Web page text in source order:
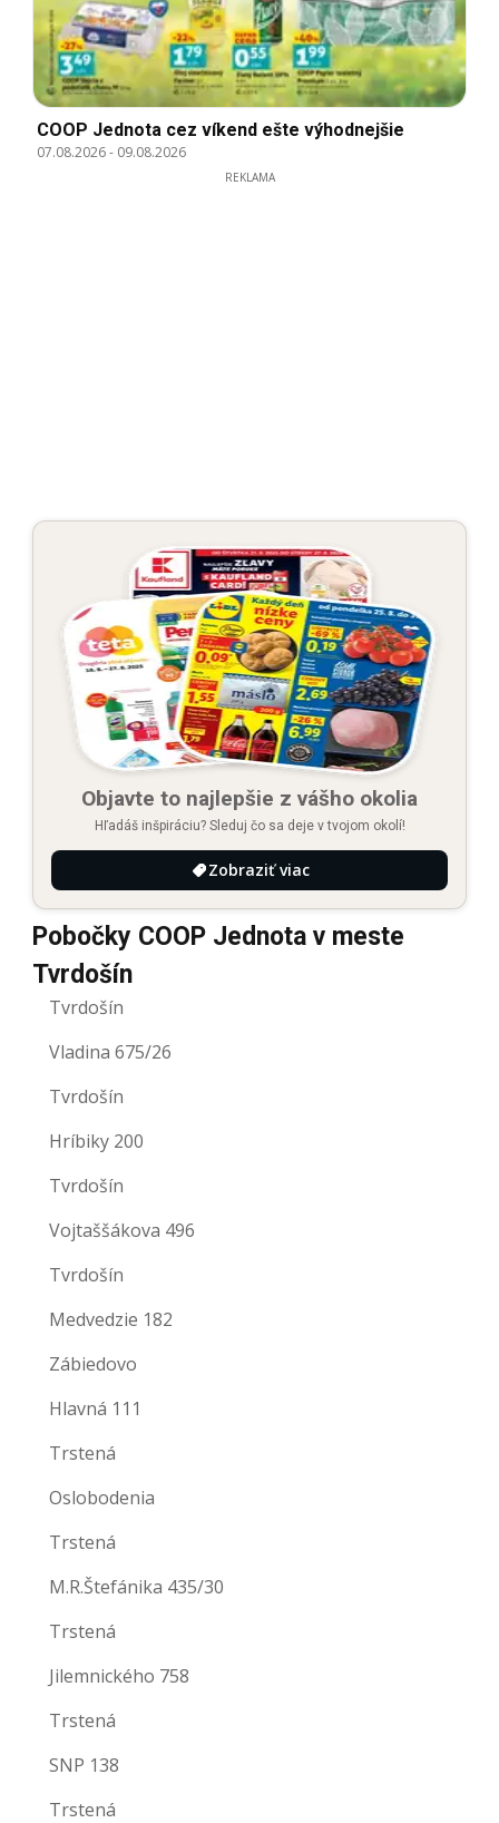
COOP Jednota cez víkend ešte výhodnejšie
07.08.2026- 09.08.2026
REKLAMA
Objavte to najlepšie z vášho okolia
Hľadáš inšpiráciu? Sleduj čo sa deje v tvojom okolí!
Zobraziť viac
Pobočky COOP Jednota v meste
Tvrdošín
Tvrdošín
Vladina 675/26
Tvrdošín
Hríbiky 200
Tvrdošín
Vojtaššákova 496
Tvrdošín
Medvedzie 182
Zábiedovo
Hlavná 111
Trstená
Oslobodenia
Trstená
M.R.Štefánika 435/30
Trstená
Jilemnického 758
Trstená
SNP 138
Trstená